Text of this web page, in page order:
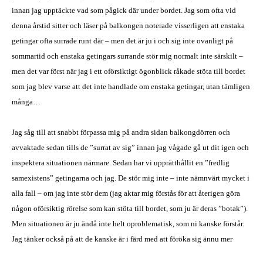
innan jag upptäckte vad som pågick där under bordet. Jag som ofta vid
denna årstid sitter och läser på balkongen noterade visserligen att enstaka
getingar ofta surrade runt där – men det är ju i och sig inte ovanligt på
sommartid och enstaka getingars surrande stör mig normalt inte särskilt –
men det var först när jag i ett oförsiktigt ögonblick råkade stöta till bordet
som jag blev varse att det inte handlade om enstaka getingar, utan tämligen
många…
Jag såg till att snabbt förpassa mig på andra sidan balkongdörren och
avvaktade sedan tills de ”surrat av sig” innan jag vågade gå ut dit igen och
inspektera situationen närmare. Sedan har vi upprätthållit en ”fredlig
samexistens” getingarna och jag. De stör mig inte – inte nämnvärt mycket i
alla fall – om jag inte stör dem (jag aktar mig förstås för att återigen göra
någon oförsiktig rörelse som kan stöta till bordet, som ju är deras ”botak”).
Men situationen är ju ändå inte helt oproblematisk, som ni kanske förstår.
Jag tänker också på att de kanske är i färd med att föröka sig ännu mer